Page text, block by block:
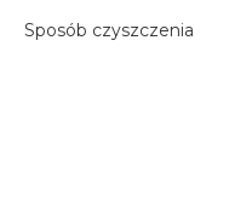
Sposób czyszczenia